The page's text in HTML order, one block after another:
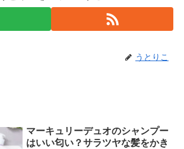
うとりこ
マーキュリーデュオのシャンプー
はいい匂い？サラツヤな髪をかき